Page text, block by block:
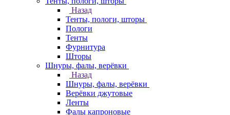
Назад
Тенты, пологи, шторы
Пологи
Тенты
Фурнитура
Шторы
Шнуры, фалы, верёвки
Назад
Шнуры, фалы, верёвки
Верёвки джутовые
Ленты
Фалы капроновые